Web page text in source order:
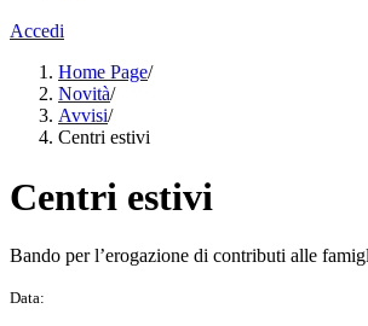
Accedi
Home Page/
Novità/
Avvisi/
Centri estivi
Centri estivi
Bando per l’erogazione di contributi alle
Data: